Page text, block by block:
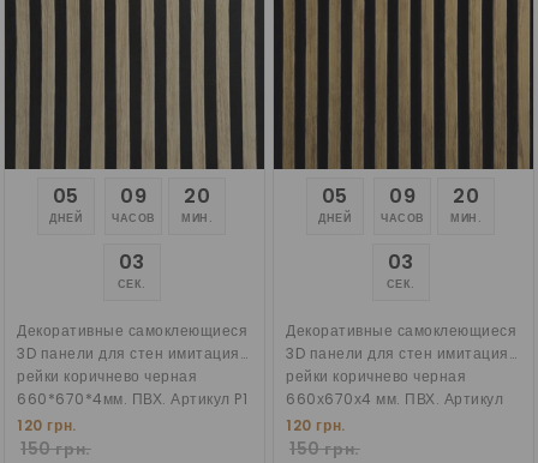
05
ДНЕЙ
09
ЧАСОВ
20
МИН.
02
СЕК.
Декоративные самоклеющиеся
3D панели для стен имитация
рейки коричнево черная
660*670*4мм. ПВХ. Артикул P1
120 грн.
150 грн.
05
ДНЕЙ
09
ЧАСОВ
20
МИН.
02
СЕК.
Декоративные самоклеющиеся
3D панели для стен имитация
рейки коричнево черная
660х670х4 мм. ПВХ. Артикул
P4
120 грн.
150 грн.